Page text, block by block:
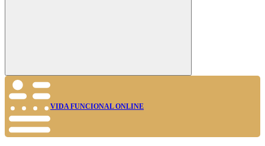
Buscar
VIDA FUNCIONAL ONLINE